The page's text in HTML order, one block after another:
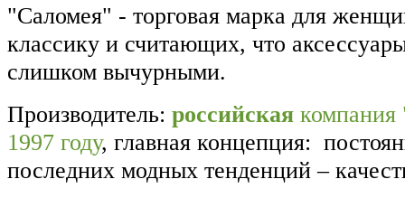
"Саломея" - торговая марка для
классику и считающих, что
слишком вычурными.
Производитель: российская
1997 году, главная концепция:
последних модных тенденций –